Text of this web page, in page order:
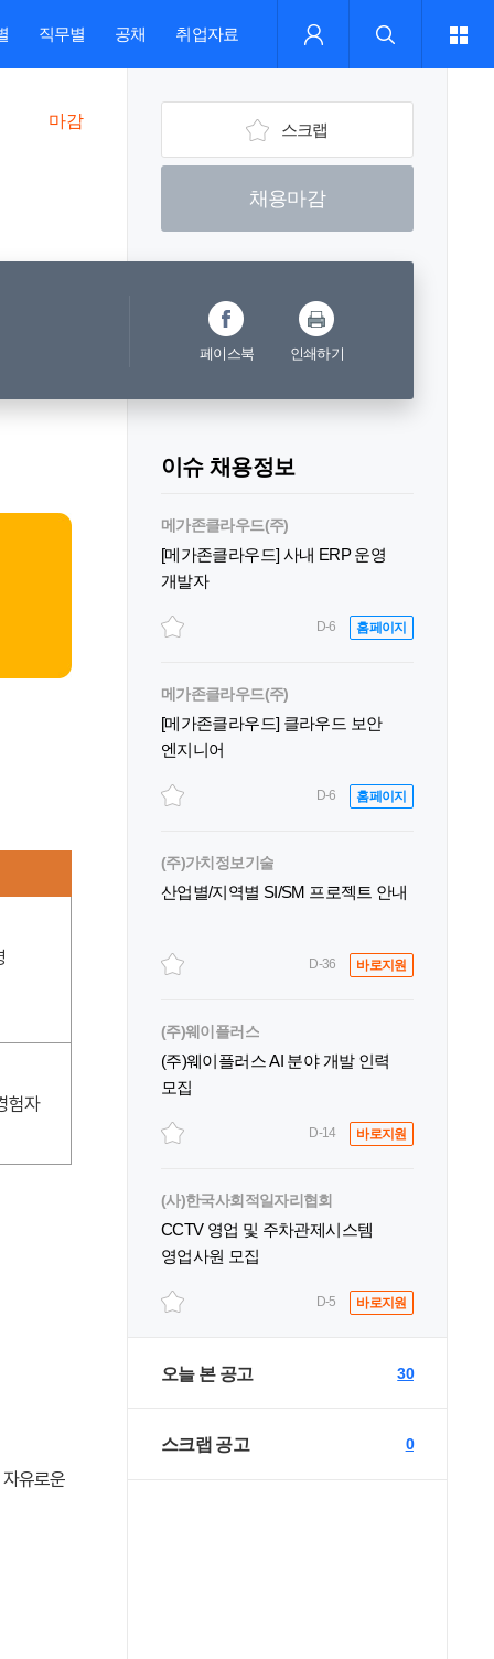
직무별 공채 취업자료
마감 스크랩
채용마감
페이스북 인쇄하기
험자
유로운
이슈 채용정보
메가존클라우드(주)
[메가존클라우드] 사내 ERP 운영
개발자
D-6 홈페이지
메가존클라우드(주)
[메가존클라우드] 클라우드 보안
엔지니어
D-6 홈페이지
(주)가치정보기술
산업별/지역별 SI/SM 프로젝트 안내
D-36 바로지원
(주)웨이플러스
(주)웨이플러스 AI 분야 개발 인력
모집
D-14 바로지원
(사)한국사회적일자리협회
CCTV 영업 및 주차관제시스템
영업사원 모집
D-5 바로지원
오늘 본 공고 30
스크랩 공고 0